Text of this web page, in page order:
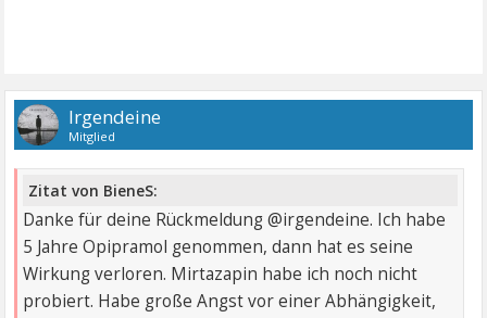
Irgendeine
Mitglied
Zitat von BieneS:
Danke für deine Rückmeldung @irgendeine. Ich habe
5 Jahre Opipramol genommen, dann hat es seine
Wirkung verloren. Mirtazapin habe ich noch nicht
probiert. Habe große Angst vor einer Abhängigkeit,